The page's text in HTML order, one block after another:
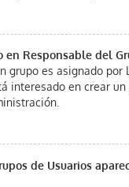
en Responsable del
grupo es asignado por
interesado en crear
de Usuarios